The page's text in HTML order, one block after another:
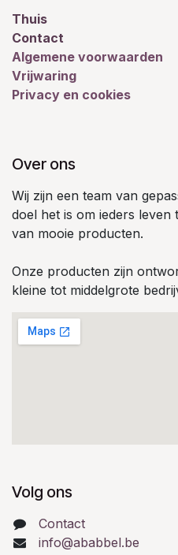
Thuis
Contact
Algemene voorwaarden
Vrijwaring
Privacy en cookies
Over ons
Wij zijn een team van
doel het is om ieders
van mooie producten.
Onze producten zijn
kleine tot middelgrote
Volg ons
Contact
info@ababbel.be